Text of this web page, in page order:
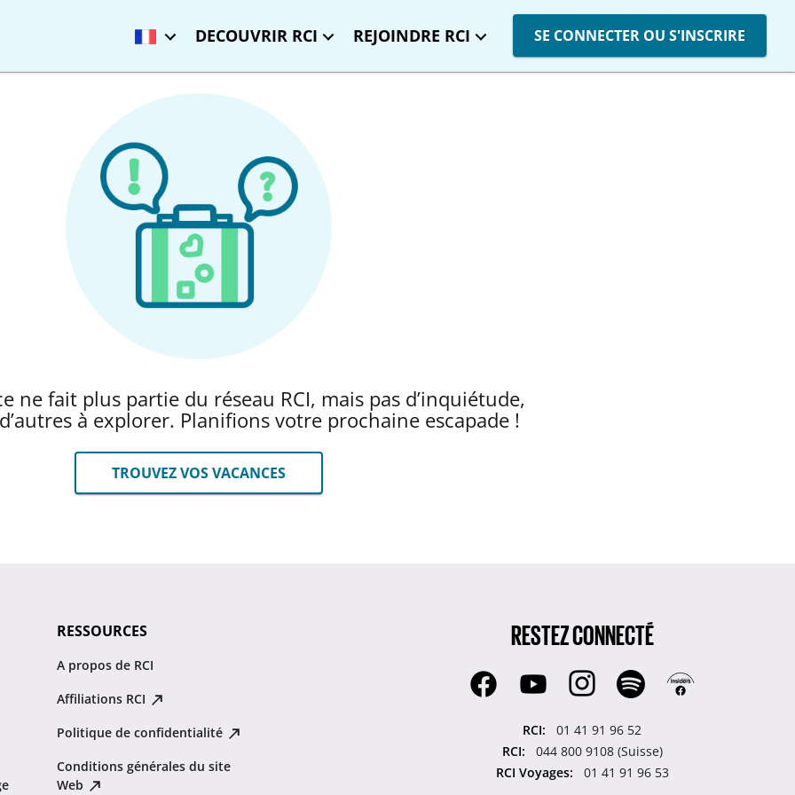
DECOUVRIR RCI REJOINDRE RCI SE CONNECTER OU S'INSCRIRE
ne fait plus partie du réseau RCI, mais pas d’inquiétude,
à explorer. Planifions votre prochaine escapade !
TROUVEZ VOS VACANCES
RESSOURCES
A propos de RCI
Affiliations RCI
Politique de confidentialité
Conditions générales du site
Web
RESTEZ CONNECTÉ
RCI:
01 41 91 96 52
RCI:
044 800 9108 (Suisse)
RCI Voyages:
01 41 91 96 53